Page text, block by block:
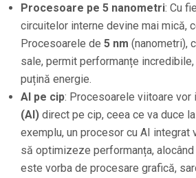
Procesoare pe 5 nanometri: Cu
circuitelor interne devine mai mică,
Procesoarele de 5 nm (nanometri),
sale, permit performanțe
puțină energie.
AI pe cip: Procesoarele viitoare vor
(AI)direct pe cip, ceea ce va duce
exemplu, un procesor cu AI
să optimizeze performanța,
este vorba de procesare grafică,